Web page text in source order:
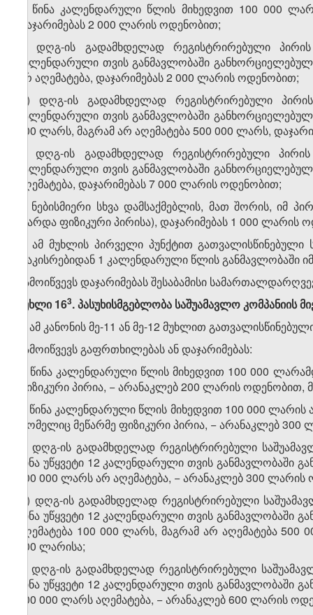
ბ) წინა კალენდარული წლის მიხედვით 100 000
დაჯარიმებას 2 000 ლარის ოდენობით;
გ) დღგ-ის გადამხდელად რეგისტრირებული
კალენდარული თვის განმავლობაში
არ აღემატება, დაჯარიმებას 2 000 ლარის ოდენობით;
დ) დღგ-ის გადამხდელად რეგისტრირებული
კალენდარული თვის განმავლობაში
000 ლარს, მაგრამ არ აღემატება 500 000 ლარს,
ე) დღგ-ის გადამხდელად რეგისტრირებული
კალენდარული თვის განმავლობაში
აღემატება, დაჯარიმებას 7 000 ლარის ოდენობით;
ვ) ნებისმიერი სხვა დამსაქმებლის, მათ შორის,
(გარდა ფიზიკური პირისა), დაჯარიმებას 1 000 ლარის
2. ამ მუხლის პირველი პუნქტით
დაკისრებიდან 1 კალენდარული წლის განმავლობაში
გამოიწვევს დაჯარიმებას შესაბამისი
მუხლი 16​3. პასუხისმგებლობა საშუამავლო
1. ამ კანონის მე-11 ან მე-12 მუხლით
გამოიწვევს გაფრთხილებას ან დაჯარიმებას:
ა) წინა კალენდარული წლის მიხედვით 100 000
ფიზიკური პირია, − არანაკლებ 200 ლარის ოდენობით,
ბ) წინა კალენდარული წლის მიხედვით 100 000 ლარის
რომელიც მეწარმე ფიზიკური პირია, − არანაკლებ
გ) დღგ-ის გადამხდელად რეგისტრირებული
წინა უწყვეტი 12 კალენდარული თვის
100 000 ლარს არ აღემატება, − არანაკლებ 300
დ) დღგ-ის გადამხდელად რეგისტრირებული
წინა უწყვეტი 12 კალენდარული თვის
აღემატება 100 000 ლარს, მაგრამ არ აღემატება
900 ლარისა;
ე) დღგ-ის გადამხდელად რეგისტრირებული
წინა უწყვეტი 12 კალენდარული თვის
500 000 ლარს აღემატება, − არანაკლებ 600 ლარის